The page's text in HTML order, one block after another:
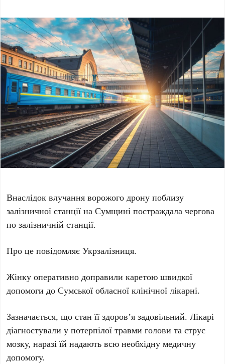
Внаслідок влучання ворожого дрону поблизу
залізничної станції на Сумщині постраждала чергова
по залізничній станції.
Про це повідомляє Укрзалізниця.
Жінку оперативно доправили каретою швидкої
допомоги до Сумської обласної клінічної лікарні.
Зазначається, що стан її здоровʼя задовільний. Лікарі
діагностували у потерпілої травми голови та струс
мозку, наразі їй надають всю необхідну медичну
допомогу.